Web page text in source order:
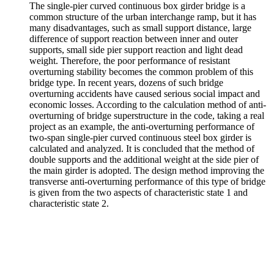
The single-pier curved continuous box girder bridge is a
common structure of the urban interchange ramp, but it has
many disadvantages, such as small support distance, large
difference of support reaction between inner and outer
supports, small side pier support reaction and light dead
weight. Therefore, the poor performance of resistant
overturning stability becomes the common problem of this
bridge type. In recent years, dozens of such bridge
overturning accidents have caused serious social impact and
economic losses. According to the calculation method of anti-
overturning of bridge superstructure in the code, taking a real
project as an example, the anti-overturning performance of
two-span single-pier curved continuous steel box girder is
calculated and analyzed. It is concluded that the method of
double supports and the additional weight at the side pier of
the main girder is adopted. The design method improving the
transverse anti-overturning performance of this type of bridge
is given from the two aspects of characteristic state 1 and
characteristic state 2.